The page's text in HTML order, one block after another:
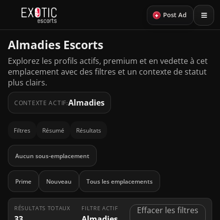
+ Post Ad
Almadies Escorts
Explorez les profils actifs, premium et en vedette à cet
emplacement avec des filtres et un contexte de statut
plus clairs.
CONTEXTE ACTIF:Almadies
Filtres Résumé Résultats
Aucun sous-emplacement
Prime Nouveau Tous les emplacements
RÉSULTATS TOTAUX FILTRE ACTIF Effacer les filtres